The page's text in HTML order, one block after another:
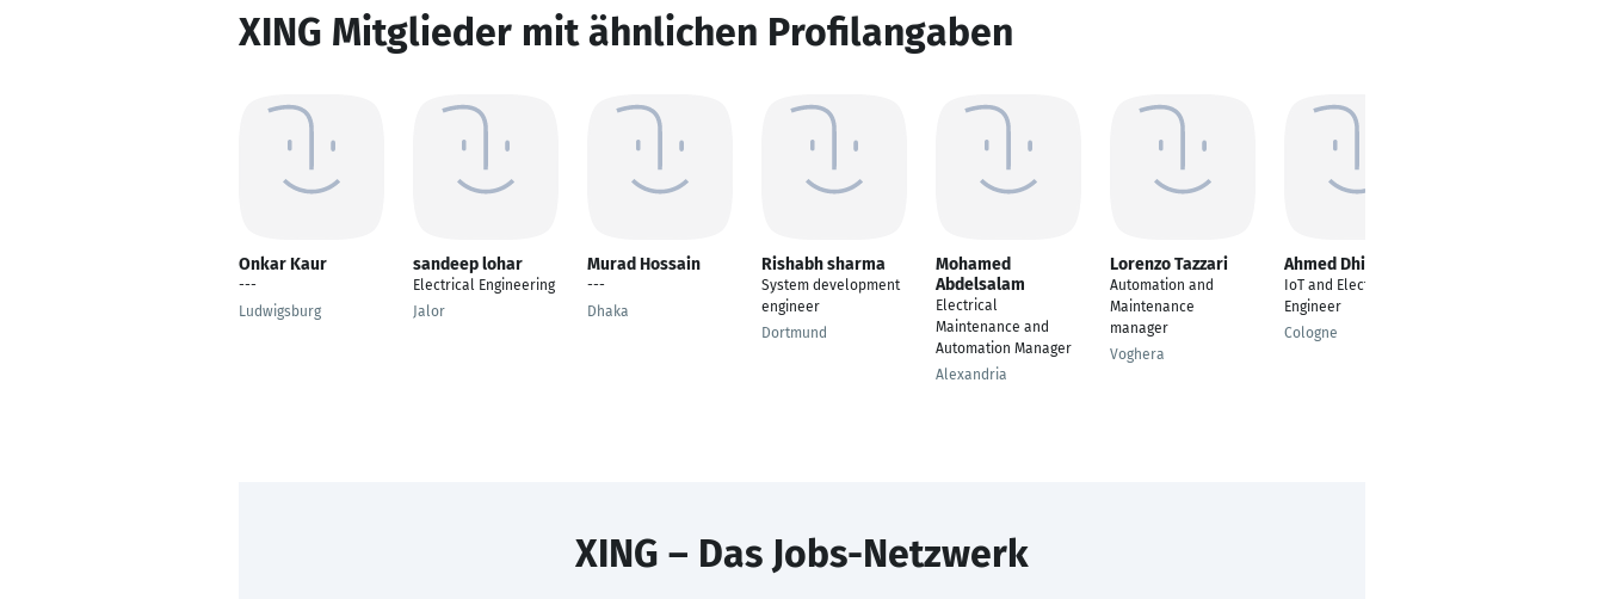
XING Mitglieder mit ähnlichen Profilangaben
Onkar Kaur
---
Ludwigsburg
sandeep lohar
Electrical Engineering
Jalor
Murad Hossain
---
Dhaka
Rishabh sharma
System development
engineer
Dortmund
Mohamed
Abdelsalam
Electrical
Maintenance and
Automation Manager
Alexandria
Lorenzo Tazzari
Automation and
Maintenance
manager
Voghera
Ahmed Dhia Labidi
IoT and Electric
Engineer
Cologne
XING – Das Jobs-Netzwerk